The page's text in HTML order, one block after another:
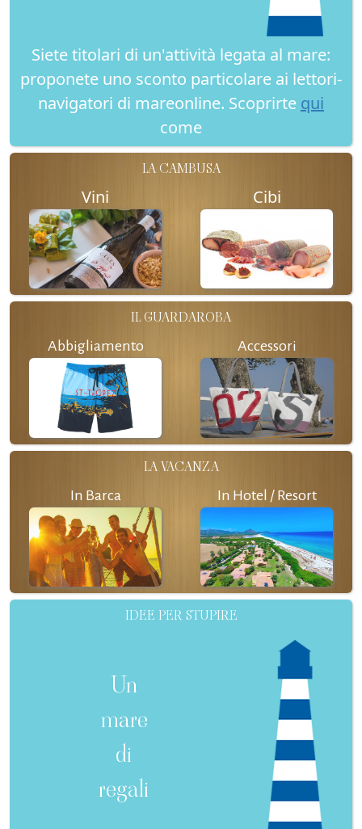
Siete titolari di un'attività legata al mare:
proponete uno sconto particolare ai lettori-
navigatori di mareonline. Scoprirte qui
come
LA CAMBUSA
Vini Cibi
IL GUARDAROBA
Abbigliamento Accessori
LA VACANZA
In Barca In Hotel / Resort
IDEE PER STUPIRE
Un
mare
di
regali